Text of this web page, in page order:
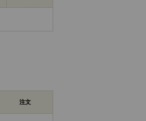
注文